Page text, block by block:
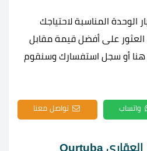
الوحدة المناسبة لاحتياجك
على أفضل قيمة مقابل
هنا أو سجل استفسارك وسنقوم
واتساب تواصل معنا
شركة قرطبة للتطوير العقاري Qurtuba